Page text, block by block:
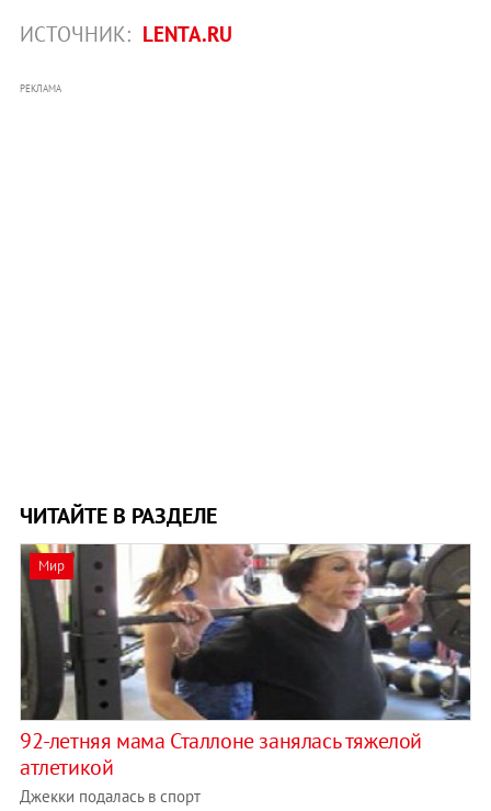
ИСТОЧНИК: LENTA.RU
РЕКЛАМА
ЧИТАЙТЕ В РАЗДЕЛЕ
Мир
92-летняя мама Сталлоне занялась тяжелой
атлетикой
Джекки подалась в спорт